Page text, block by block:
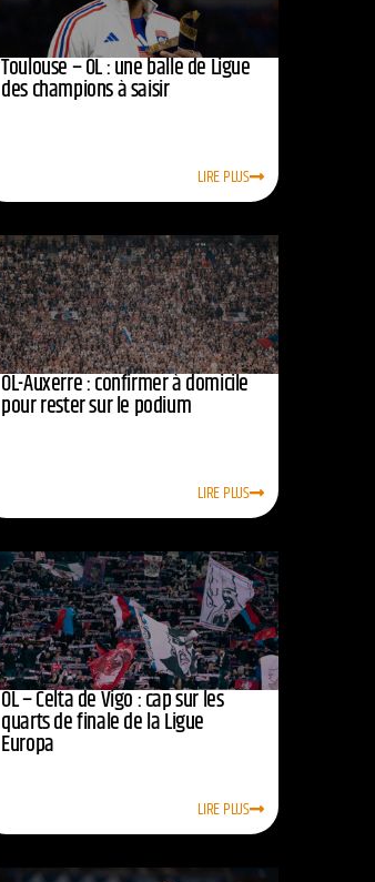
Toulouse – OL : une balle de Ligue
des champions à saisir
LIRE PLUS
OL-Auxerre : confirmer à domicile
pour rester sur le podium
LIRE PLUS
OL – Celta de Vigo : cap sur les
quarts de finale de la Ligue
Europa
LIRE PLUS